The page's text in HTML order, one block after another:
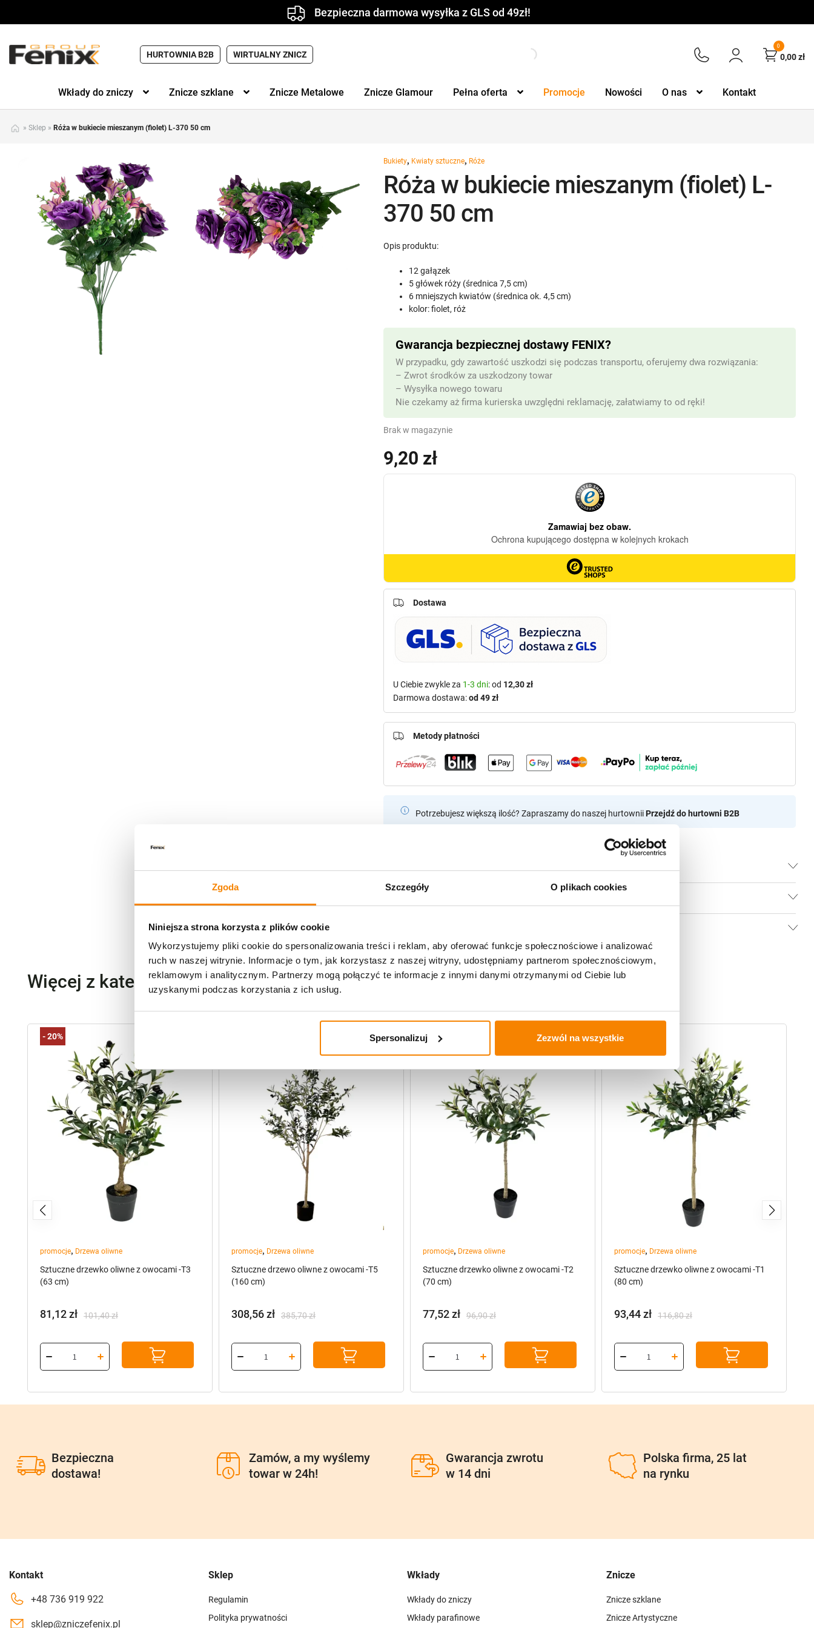
Zgoda Szczegóły O plikach cookies
Niniejsza strona korzysta z plików cookie
Wykorzystujemy pliki cookie do spersonalizowania treści i reklam, aby oferować funkcje społecznościowe i analizować
ruch w naszej witrynie. Informacje o tym, jak korzystasz z naszej witryny, udostępniamy partnerom społecznościowym,
reklamowym i analitycznym. Partnerzy mogą połączyć te informacje z innymi danymi otrzymanymi od Ciebie lub
uzyskanymi podczas korzystania z ich usług.
Spersonalizuj Zezwól na wszystkie
Bezpieczna darmowa wysyłka z GLS od 49zł!
HURTOWNIA B2B WIRTUALNY ZNICZ
0
0,00zł
Wkłady do zniczy Znicze szklane Znicze Metalowe Znicze Glamour Pełna oferta Promocje Nowości O nas Kontakt
» Sklep » Róża w bukiecie mieszanym (fiolet) L-370 50 cm
Bukiety, Kwiaty sztuczne, Róże
Róża w bukiecie mieszanym (fiolet) L-
370 50 cm
9,20 zł
Opis produktu:
12 gałązek
5 główek róży (średnica 7,5 cm)
6 mniejszych kwiatów (średnica ok. 4,5 cm)
kolor: fiolet, róż
Brak w magazynie
Gwarancja bezpiecznej dostawy FENIX?
W przypadku, gdy zawartość uszkodzi się podczas transportu, oferujemy dwa rozwiązania:
– Zwrot środków za uszkodzony towar
– Wysyłka nowego towaru
Nie czekamy aż firma kurierska uwzględni reklamację, załatwiamy to od ręki!
Potrzebujesz większą ilość? Zapraszamy do naszej hurtowniiPrzejdź do hurtowni B2B
Dostawa
U Ciebie zwykle za 1-3 dni: od 12,30 zł
Darmowa dostawa:od 49 zł
Metody płatności
Specyfikacja
Więcej z kategorii Kwiaty sztuczne
promocje, Drzewa oliwne
Sztuczne drzewko oliwne z owocami -T3
(63 cm)
-20%
101,40zł
cena
wynosiła:
101,40 zł.
81,12zł
cena
wynosi:
81,12 zł.
promocje, Drzewa oliwne
Sztuczne drzewo oliwne z owocami -T5
(160 cm)
385,70zł
cena
wynosiła:
385,70 zł.
308,56zł
cena
wynosi:
308,56 zł.
promocje, Drzewa oliwne
Sztuczne drzewko oliwne z owocami -T2
(70 cm)
- 20%
96,90zł
cena
wynosiła:
96,90 zł.
77,52zł
cena
wynosi:
77,52 zł.
promocje, Drzewa oliwne
Sztuczne drzewko oliwne z owocami -T1
(80 cm)
-20%
116,80zł
cena
wynosiła:
116,80 zł.
93,44zł
cena
wynosi:
93,44 zł.
Bezpieczna
dostawa!
Zamów, a my wyślemy
towar w 24h!
Gwarancja zwrotu
w 14 dni
Polska firma, 25 lat
na rynku
Kontakt
+48 736 919 922
sklep@zniczefenix.pl
Sklep
Regulamin
Polityka prywatności
Wkłady
Wkłady do zniczy
Wkłady parafinowe
Znicze
Znicze szklane
Znicze Artystyczne